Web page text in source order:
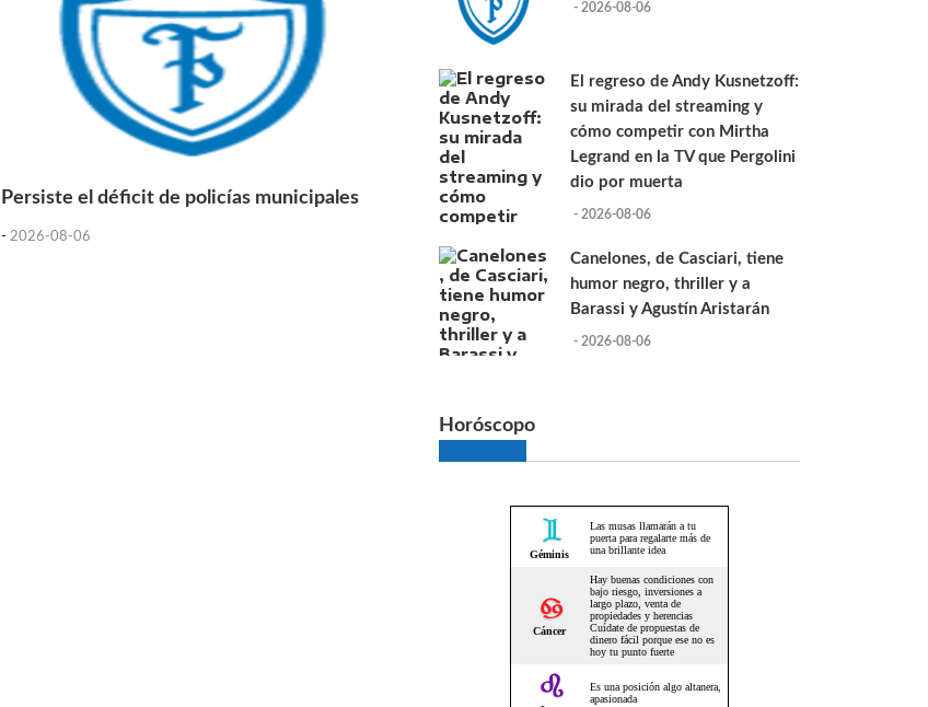
Persiste el déficit de policías municipales
- 2026-08-06
- 2026-08-06
El regreso de Andy Kusnetzoff:
su mirada del streaming y
cómo competir con Mirtha
Legrand en la TV que Pergolini
dio por muerta
- 2026-08-06
Canelones, de Casciari, tiene
humor negro, thriller y a
Barassi y Agustín Aristarán
- 2026-08-06
Horóscopo